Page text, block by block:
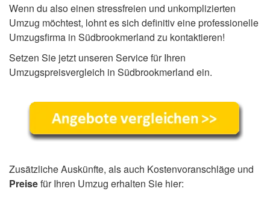
Wenn du also einen stressfreien und unkomplizierten
Umzug möchtest, lohnt es sich definitiv eine professionelle
Umzugsfirma in Südbrookmerland zu kontaktieren!
Setzen Sie jetzt unseren Service für Ihren
Umzugspreisvergleich in Südbrookmerland ein.
Zusätzliche Auskünfte, als auch Kostenvoranschläge und
Preisefür Ihren Umzug erhalten Sie hier: